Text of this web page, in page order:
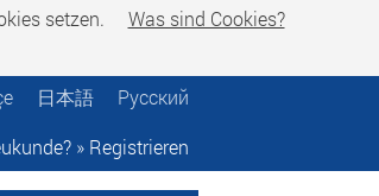
setzen.
Was sind Cookies?
日本語
Русский
» Registrieren